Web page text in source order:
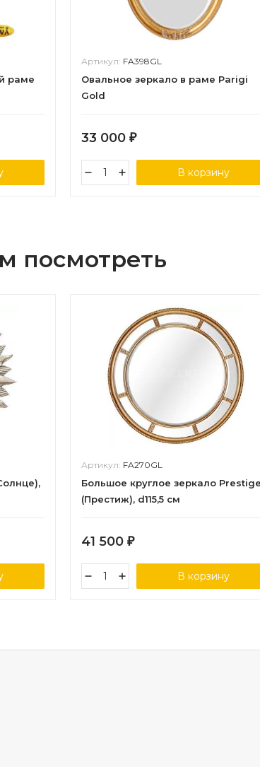
раме
Артикул: FA398GL
Овальное зеркало в раме Parigi
Gold
33 000 ₽
В корзину
посмотреть
Артикул: FA270GL
Большое круглое зеркало Prestige
(Престиж), d115,5 см
41 500 ₽
В корзину